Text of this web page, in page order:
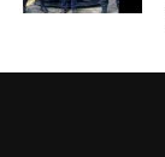
Facebook